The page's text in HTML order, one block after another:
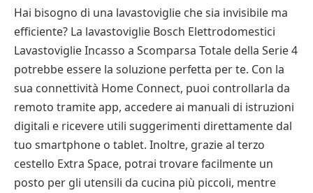
Hai bisogno di una lavastoviglie che sia invisibile ma
efficiente? La lavastoviglie Bosch Elettrodomestici
Lavastoviglie Incasso a Scomparsa Totale della Serie 4
potrebbe essere la soluzione perfetta per te. Con la
sua connettività Home Connect, puoi controllarla da
remoto tramite app, accedere ai manuali di istruzioni
digitali e ricevere utili suggerimenti direttamente dal
tuo smartphone o tablet. Inoltre, grazie al terzo
cestello Extra Space, potrai trovare facilmente un
posto per gli utensili da cucina più piccoli, mentre